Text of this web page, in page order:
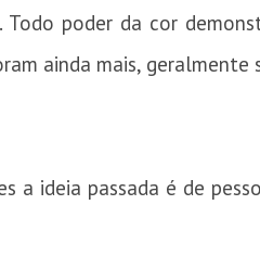
poder da cor
ainda mais, geralmente
a ideia passada é de